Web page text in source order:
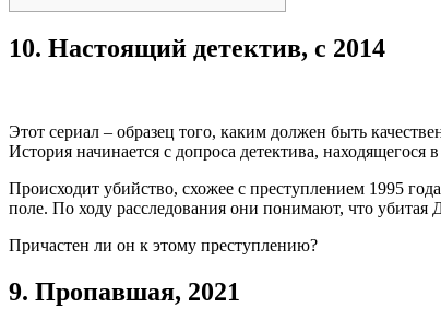
10. Настоящий детектив, с 2014
Этот сериал – образец того, каким должен быть
История начинается с допроса детектива, находящегося
Происходит убийство, схожее с преступлением 1995
поле. По ходу расследования они понимают, что убитая
Причастен ли он к этому преступлению?
9. Пропавшая, 2021